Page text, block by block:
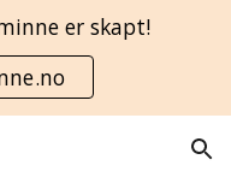
Skip to navigation
er skapt!